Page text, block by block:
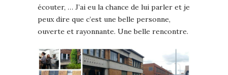
écouter, … J’ai eu la chance de lui parler et je
peux dire que c’est une belle personne,
ouverte et rayonnante. Une belle rencontre.